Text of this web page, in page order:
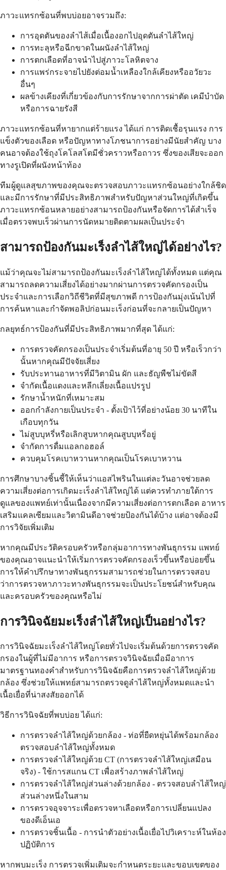
ภาวะแทรกซ้อนที่พบบ่อยอาจรวมถึง:
การอุดตันของลำไส้เมื่อเนื้องอกไปอุดตันลำไส้ใหญ่
การทะลุหรือฉีกขาดในผนังลำไส้ใหญ่
การตกเลือดที่อาจนำไปสู่ภาวะโลหิตจาง
การแพร่กระจายไปยังต่อมน้ำเหลืองใกล้เคียงหรืออวัยวะ
อื่นๆ
ผลข้างเคียงที่เกี่ยวข้องกับการรักษาจากการผ่าตัด เคมีบำบัด
หรือการฉายรังสี
ภาวะแทรกซ้อนที่หายากแต่ร้ายแรง ได้แก่ การติดเชื้อรุนแรง การ
แข็งตัวของเลือด หรือปัญหาทางโภชนาการอย่างมีนัยสำคัญ บาง
คนอาจต้องใช้ถุงโคโลสโตมีชั่วคราวหรือถาวร ซึ่งของเสียจะออก
ทางรูเปิดที่ผนังหน้าท้อง
ทีมผู้ดูแลสุขภาพของคุณจะตรวจสอบภาวะแทรกซ้อนอย่างใกล้ชิด
และมีการรักษาที่มีประสิทธิภาพสำหรับปัญหาส่วนใหญ่ที่เกิดขึ้น
ภาวะแทรกซ้อนหลายอย่างสามารถป้องกันหรือจัดการได้สำเร็จ
เมื่อตรวจพบเร็วผ่านการนัดหมายติดตามผลเป็นประจำ
สามารถป้องกันมะเร็งลำไส้ใหญ่ได้อย่างไร?
แม้ว่าคุณจะไม่สามารถป้องกันมะเร็งลำไส้ใหญ่ได้ทั้งหมด แต่คุณ
สามารถลดความเสี่ยงได้อย่างมากผ่านการตรวจคัดกรองเป็น
ประจำและการเลือกวิถีชีวิตที่มีสุขภาพดี การป้องกันมุ่งเน้นไปที่
การค้นหาและกำจัดพอลิปก่อนมะเร็งก่อนที่จะกลายเป็นปัญหา
กลยุทธ์การป้องกันที่มีประสิทธิภาพมากที่สุด ได้แก่:
การตรวจคัดกรองเป็นประจำเริ่มต้นที่อายุ 50 ปี หรือเร็วกว่า
นั้นหากคุณมีปัจจัยเสี่ยง
รับประทานอาหารที่มีวิตามิน ผัก และธัญพืชไม่ขัดสี
จำกัดเนื้อแดงและหลีกเลี่ยงเนื้อแปรรูป
รักษาน้ำหนักที่เหมาะสม
ออกกำลังกายเป็นประจำ - ตั้งเป้าไว้ที่อย่างน้อย 30 นาทีใน
เกือบทุกวัน
ไม่สูบบุหรี่หรือเลิกสูบหากคุณสูบบุหรี่อยู่
จำกัดการดื่มแอลกอฮอล์
ควบคุมโรคเบาหวานหากคุณเป็นโรคเบาหวาน
การศึกษาบางชิ้นชี้ให้เห็นว่าแอสไพรินในแต่ละวันอาจช่วยลด
ความเสี่ยงต่อการเกิดมะเร็งลำไส้ใหญ่ได้ แต่ควรทำภายใต้การ
ดูแลของแพทย์เท่านั้นเนื่องจากมีความเสี่ยงต่อการตกเลือด อาหาร
เสริมแคลเซียมและวิตามินดีอาจช่วยป้องกันได้บ้าง แต่อาจต้องมี
การวิจัยเพิ่มเติม
หากคุณมีประวัติครอบครัวหรือกลุ่มอาการทางพันธุกรรม แพทย์
ของคุณอาจแนะนำให้เริ่มการตรวจคัดกรองเร็วขึ้นหรือบ่อยขึ้น
การให้คำปรึกษาทางพันธุกรรมสามารถช่วยในการตรวจสอบ
ว่าการตรวจหาภาวะทางพันธุกรรมจะเป็นประโยชน์สำหรับคุณ
และครอบครัวของคุณหรือไม่
การวินิจฉัยมะเร็งลำไส้ใหญ่เป็นอย่างไร?
การวินิจฉัยมะเร็งลำไส้ใหญ่โดยทั่วไปจะเริ่มต้นด้วยการตรวจคัด
กรองในผู้ที่ไม่มีอาการ หรือการตรวจวินิจฉัยเมื่อมีอาการ
มาตรฐานทองคำสำหรับการวินิจฉัยคือการตรวจลำไส้ใหญ่ด้วย
กล้อง ซึ่งช่วยให้แพทย์สามารถตรวจดูลำไส้ใหญ่ทั้งหมดและนำ
เนื้อเยื่อที่น่าสงสัยออกได้
วิธีการวินิจฉัยที่พบบ่อย ได้แก่:
การตรวจลำไส้ใหญ่ด้วยกล้อง - ท่อที่ยืดหยุ่นได้พร้อมกล้อง
ตรวจสอบลำไส้ใหญ่ทั้งหมด
การตรวจลำไส้ใหญ่ด้วย CT (การตรวจลำไส้ใหญ่เสมือน
จริง) - ใช้การสแกน CT เพื่อสร้างภาพลำไส้ใหญ่
การตรวจลำไส้ใหญ่ส่วนล่างด้วยกล้อง - ตรวจสอบลำไส้ใหญ่
ส่วนล่างหนึ่งในสาม
การตรวจอุจจาระเพื่อตรวจหาเลือดหรือการเปลี่ยนแปลง
ของดีเอ็นเอ
การตรวจชิ้นเนื้อ - การนำตัวอย่างเนื้อเยื่อไปวิเคราะห์ในห้อง
ปฏิบัติการ
หากพบมะเร็ง การตรวจเพิ่มเติมจะกำหนดระยะและขอบเขตของ